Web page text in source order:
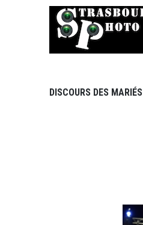
DISCOURS DES MARIÉS